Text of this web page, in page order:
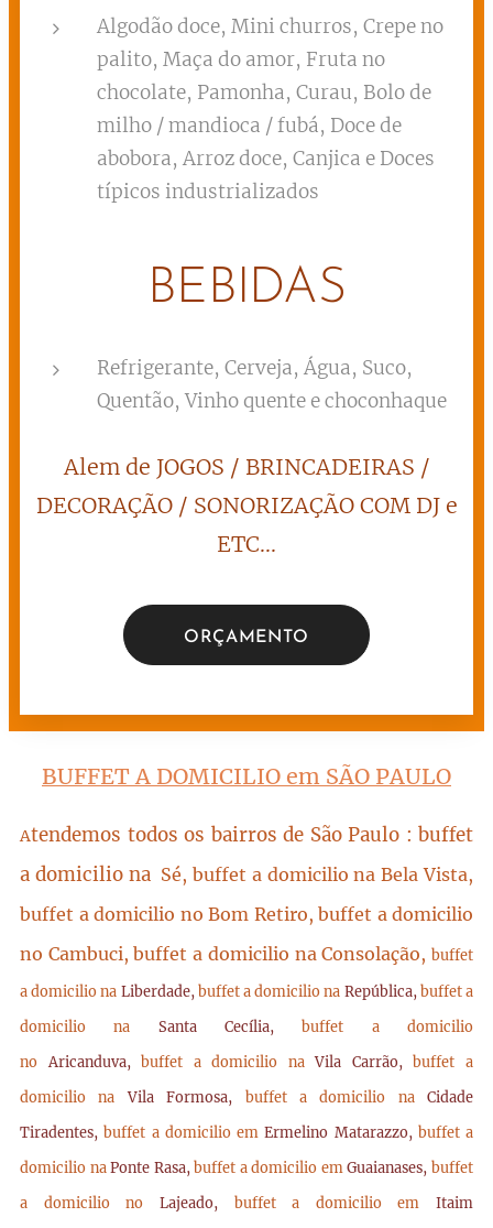
Algodão doce, Mini churros, Crepe no
palito, Maça do amor, Fruta no
chocolate, Pamonha, Curau, Bolo de
milho / mandioca / fubá, Doce de
abobora, Arroz doce, Canjica e Doces
típicos industrializados
BEBIDAS
Refrigerante, Cerveja, Água, Suco,
Quentão, Vinho quente e choconhaque
Alem de JOGOS / BRINCADEIRAS /
DECORAÇÃO / SONORIZAÇÃO COM DJ e
ETC...
ORÇAMENTO
BUFFET A DOMICILIO em SÃO PAULO
Atendemos todos os bairros de São Paulo : buffet
a domicilio na Sé, buffet a domicilio na Bela Vista,
buffet a domicilio no Bom Retiro, buffet a domicilio
no Cambuci, buffet a domicilio na Consolação, buffet
a domicilio na Liberdade, buffet a domicilio na República, buffet a
domicilio na Santa Cecília,buffet a domicilio
no Aricanduva,buffet a domicilio naVila Carrão,buffet a
domicilio naVila Formosa, buffet a domicilio na Cidade
Tiradentes,buffet a domicilio emErmelino Matarazzo, buffet a
domicilio naPonte Rasa,buffet a domicilio emGuaianases,buffet
a domicilio no Lajeado, buffet a domicilio em Itaim